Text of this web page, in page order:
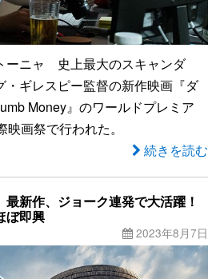
ーニャ 史上最大のスキャンダ
・ギレスピー監督の新作映画『ダ
Money』のワールドプレミア
画祭で行われた。
続きを読む
最新作、ジョーク連発で大活躍！
ぼ即興
2023年8月7日